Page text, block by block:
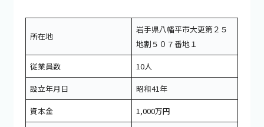
所在地
岩手県八幡平市大更第２５
地割５０７番地１
従業員数
10人
設立年月日
昭和41年
資本金
1,000万円